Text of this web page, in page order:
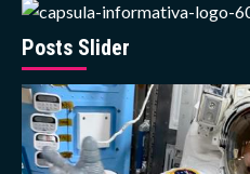
que
puede
el
hígado
sin
dar
señales
Posts Slider